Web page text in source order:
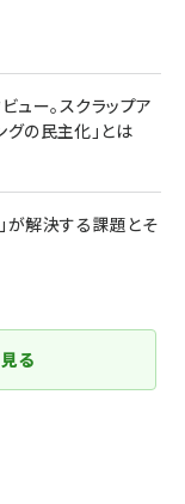
ー。スクラップア
グの民主化」とは
解決する課題とそ
る